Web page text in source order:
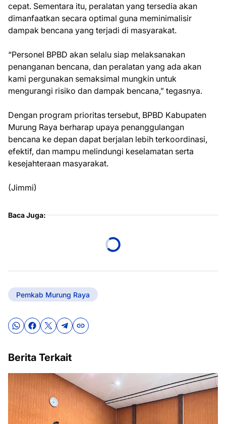
cepat. Sementara itu, peralatan yang tersedia akan
dimanfaatkan secara optimal guna meminimalisir
dampak bencana yang terjadi di masyarakat.
“Personel BPBD akan selalu siap melaksanakan
penanganan bencana, dan peralatan yang ada akan
kami pergunakan semaksimal mungkin untuk
mengurangi risiko dan dampak bencana,” tegasnya.
Dengan program prioritas tersebut, BPBD Kabupaten
Murung Raya berharap upaya penanggulangan
bencana ke depan dapat berjalan lebih terkoordinasi,
efektif, dan mampu melindungi keselamatan serta
kesejahteraan masyarakat.
(Jimmi)
Baca Juga:
Pemkab Murung Raya
Berita Terkait